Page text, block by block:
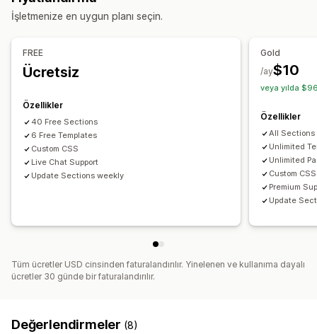
Hızlı bakış Alt bilgiler Açılır pencereler
Yasal uyarı sayfaları
Değerlendirmeler sayfası
Sayfaları yönetme
Düzenleyici aracı
Özel yazı tipleri Çeviri
İşletmenize en uygun planı seçin.
FREE
Ücretsiz
Özellikler
40 Free Sections
6 Free Templates
Custom CSS
Live Chat Support
Update Sections weekly
Gold
$10
/ay
veya yılda
Özellikler
All Sections
Unlimited
Unlimited
Custom CSS
Premium
Update
Tüm ücretler USD cinsinden faturalandırılır. Yinelenen ve kullanıma dayalı
ücretler 30 günde bir faturalandırılır.
Değerlendirmeler (8)